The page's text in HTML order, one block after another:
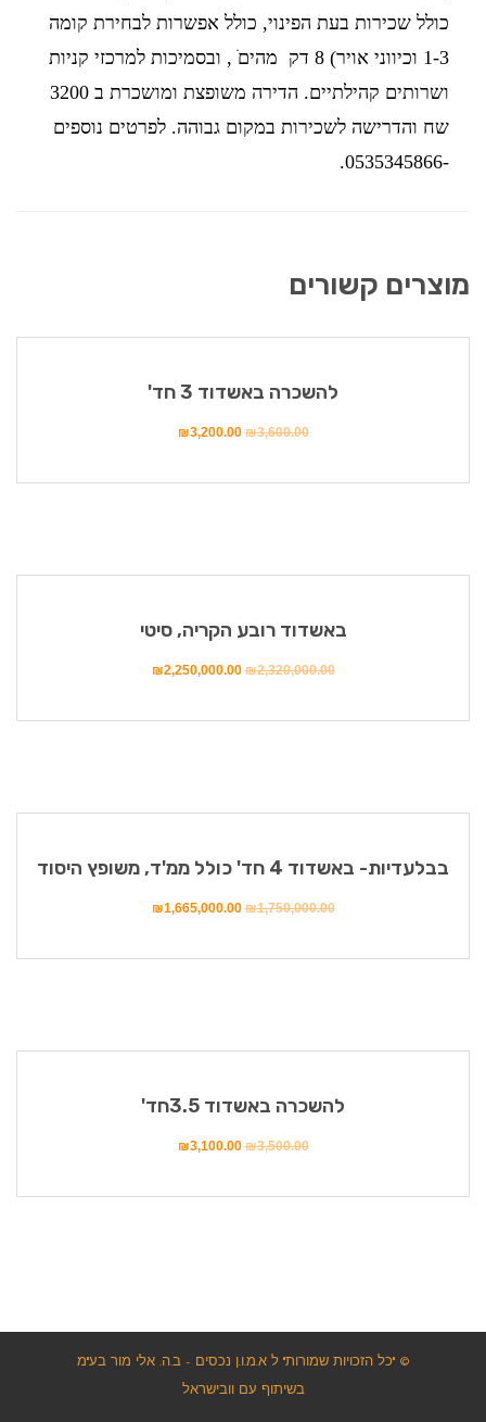
כולל שכירות בעת הפינוי, כולל אפשרות לבחירת קומה
1-3 וכיווני אויר) 8 דק מהיםׁ , ובסמיכות למרכזי קניות
ושרותים קהילתיים. הדירה משופצת ומושכרת ב 3200
שח והדרישה לשכירות במקום גבוהה. לפרטים נוספים
-0535345866.
מוצרים קשורים
להשכרה באשדוד 3 חד'
₪3,600.00
₪3,200.00
באשדוד רובע הקריה, סיטי
₪2,320,000.00
₪2,250,000.00
מבצע!
בבלעדיות- באשדוד 4 חד' כולל ממ'ד, משופץ היסוד
₪1,750,000.00
₪1,665,000.00
להשכרה באשדוד 3.5חד'
₪3,500.00
₪3,100.00
© "כל הזכויות שמורות" ל א.מ.ו.ן נכסים - ב.ה. אלי מור בע"מ
בשיתוף עם וובישראל